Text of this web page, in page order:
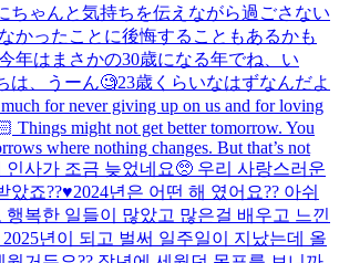
ちゃんと気持ちを伝えながら過ごさない
かったことに後悔することもあるかも
年はまさかの30歳になる年でね、い
は、うーん🧐23歳くらいなはずなんだよ
for never giving up on us and for loving
Things might not get better tomorrow. You
where nothing changes. But that’s not
인사가 조금 늦었네요🥺 우리 사랑스러운
았죠??♥️2024년은 어떤 해 였어요?? 아쉬
행복한 일들이 많았고 많은걸 배우고 느낀
년이 되고 벌써 일주일이 지났는데 올